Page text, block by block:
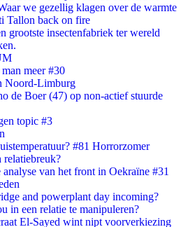
we gezellig klagen over de warmte
Tallon back on fire
grootste insectenfabriek ter wereld
meer #30
Noord-Limburg
de Boer (47) op non-actief stuurde
topic #3
#81 Horrorzomer
relatiebreuk?
van het front in Oekraïne #31
and powerplant day incoming?
in een relatie te manipuleren?
El-Sayed wint nipt voorverkiezing